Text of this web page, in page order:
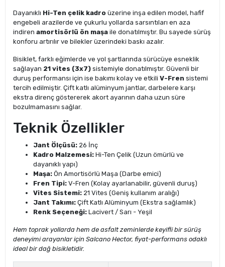
Dayanıklı Hi-Ten çelik kadro üzerine inşa edilen model, hafif
engebeli arazilerde ve çukurlu yollarda sarsıntıları en aza
indiren amortisörlü ön maşa ile donatılmıştır. Bu sayede sürüş
konforu artırılır ve bilekler üzerindeki baskı azalır.
Bisiklet, farklı eğimlerde ve yol şartlarında sürücüye esneklik
sağlayan 21 vites (3x7) sistemiyle donatılmıştır. Güvenli bir
duruş performansı için ise bakımı kolay ve etkili V-Fren sistemi
tercih edilmiştir. Çift katlı alüminyum jantlar, darbelere karşı
ekstra direnç göstererek akort ayarının daha uzun süre
bozulmamasını sağlar.
Teknik Özellikler
Jant Ölçüsü: 26 İnç
Kadro Malzemesi: Hi-Ten Çelik (Uzun ömürlü ve
dayanıklı yapı)
Maşa: Ön Amortisörlü Maşa (Darbe emici)
Fren Tipi: V-Fren (Kolay ayarlanabilir, güvenli duruş)
Vites Sistemi: 21 Vites (Geniş kullanım aralığı)
Jant Takımı: Çift Katlı Alüminyum (Ekstra sağlamlık)
Renk Seçeneği: Lacivert / Sarı - Yeşil
Hem toprak yollarda hem de asfalt zeminlerde keyifli bir sürüş
deneyimi arayanlar için Salcano Hector, fiyat-performans odaklı
ideal bir dağ bisikletidir.